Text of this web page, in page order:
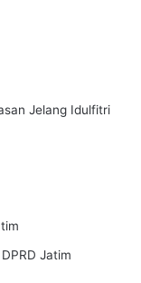
Jelang Idulfitri
Jatim